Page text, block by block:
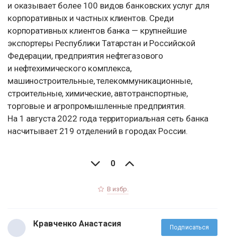
и оказывает более 100 видов банковских услуг для
корпоративных и частных клиентов. Среди
корпоративных клиентов банка — крупнейшие
экспортеры Республики Татарстан и Российской
Федерации, предприятия нефтегазового
и нефтехимического комплекса,
машиностроительные, телекоммуникационные,
строительные, химические, автотранспортные,
торговые и агропромышленные предприятия.
На 1 августа 2022 года территориальная сеть банка
насчитывает 219 отделений в городах России.
0
В избр.
Подписаться
Кравченко Анастасия